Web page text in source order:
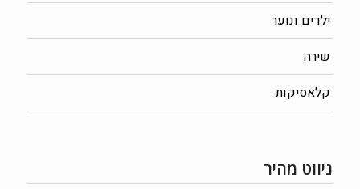
ילדים ונוער
שירה
קלאסיקות
ניווט מהיר